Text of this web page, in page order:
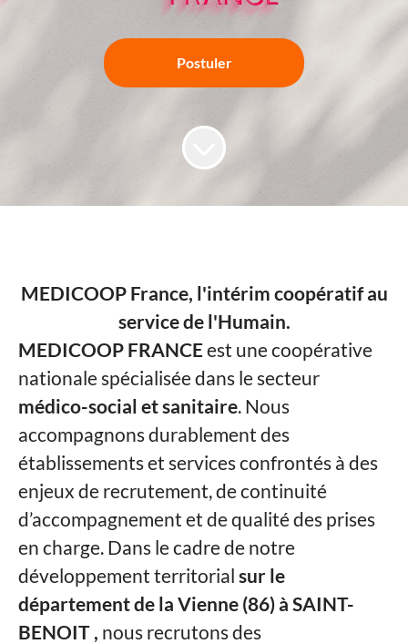
Postuler
MEDICOOP France, l'intérim coopératif au
service de l'Humain.
MEDICOOP FRANCEest une coopérative
nationale spécialisée dans le secteur
médico-social et sanitaire. Nous
accompagnons durablement des
établissements et services confrontés à des
enjeux de recrutement, de continuité
d’accompagnement et de qualité des prises
en charge. Dans le cadre de notre
développement territorial sur le
département de la Vienne (86) à SAINT-
BENOIT , nous recrutons des